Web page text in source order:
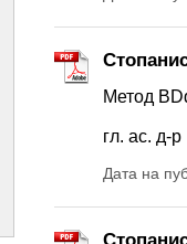
Метод
гл. ас. д-
Дата на